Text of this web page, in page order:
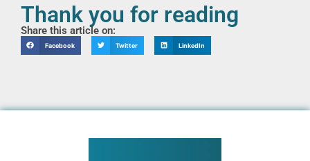
Thank you for reading
Share this article on:
Facebook Twitter LinkedIn